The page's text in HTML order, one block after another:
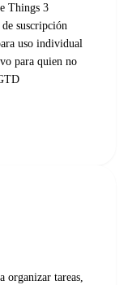
Things 3
suscripción
uso individual
para quien no
organizar tareas,